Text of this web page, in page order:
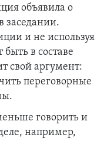
объявила о
заседании.
и не используя
в составе
свой аргумент:
переговорные
говорить и
например,